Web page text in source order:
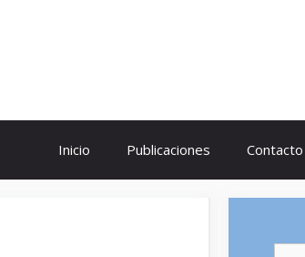
Inicio Publicaciones Contacto